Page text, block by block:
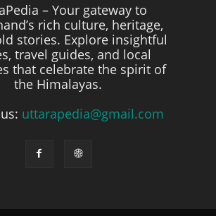
– Your gateway to
rich culture, heritage,
stories. Explore insightful
travel guides, and local
that celebrate the spirit of
the Himalayas.
uttarapedia@gmail.com